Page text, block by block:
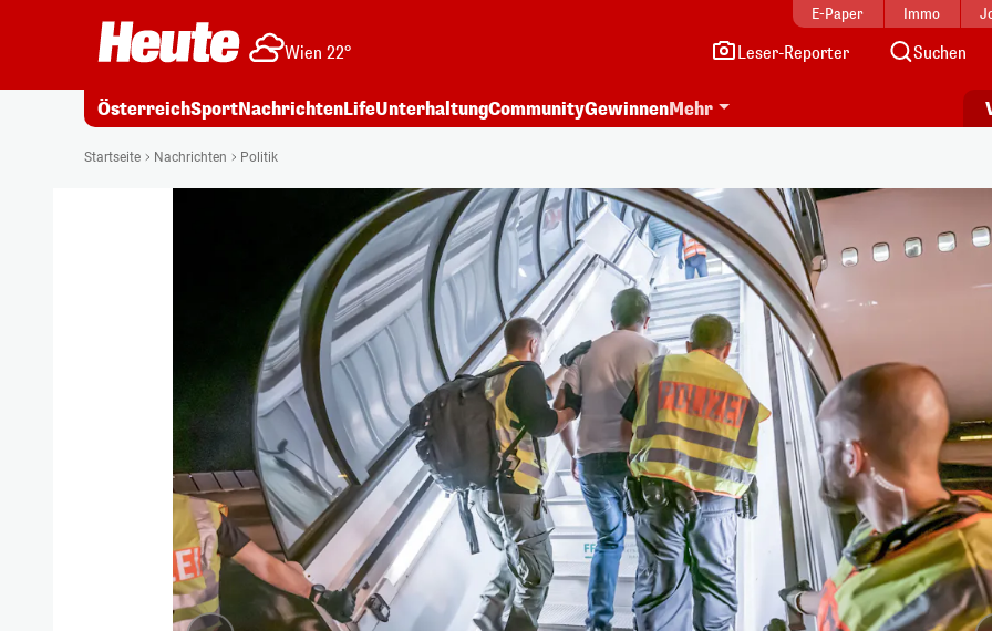
E-Paper Immo
Wien 22° Leser-Reporter Suchen
ÖsterreichSportNachrichtenLifeUnterhaltungCommunityGewinnenMehr
Startseite Nachrichten Politik